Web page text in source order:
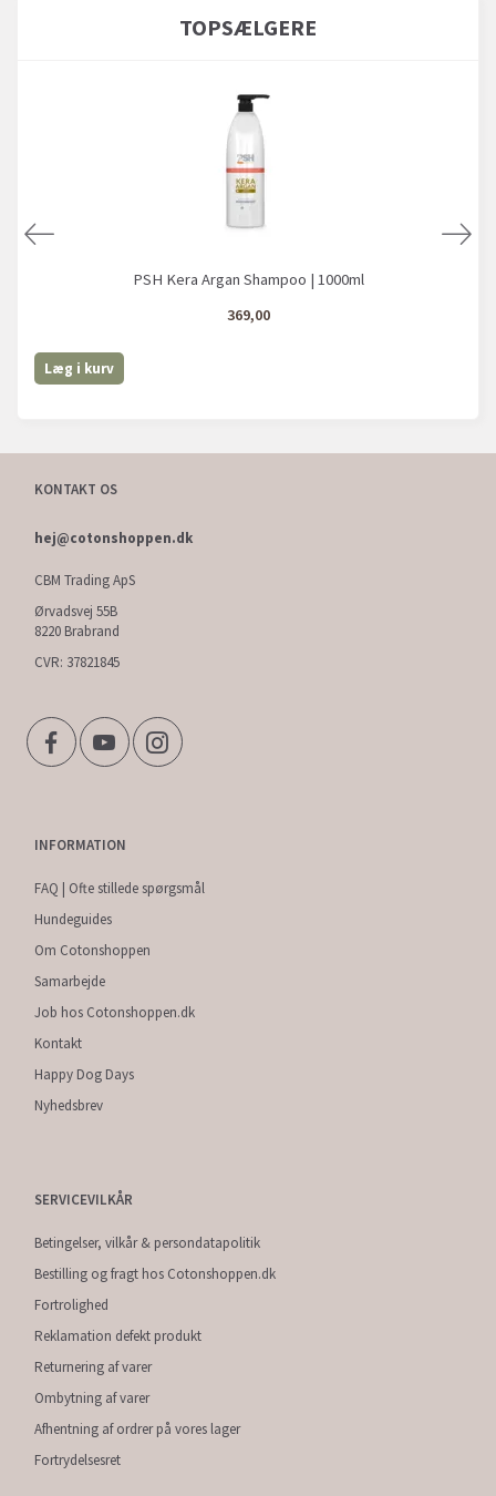
TOPSÆLGERE
PSH Kera Argan Shampoo | 1000ml
369,00
Læg i kurv
KONTAKT OS
hej@cotonshoppen.dk
CBM Trading ApS
Ørvadsvej 55B
8220 Brabrand
CVR: 37821845
INFORMATION
FAQ | Ofte stillede spørgsmål
Hundeguides
Om Cotonshoppen
Samarbejde
Job hos Cotonshoppen.dk
Kontakt
Happy Dog Days
Nyhedsbrev
SERVICEVILKÅR
Betingelser, vilkår & persondatapolitik
Bestilling og fragt hos Cotonshoppen.dk
Fortrolighed
Reklamation defekt produkt
Returnering af varer
Ombytning af varer
Afhentning af ordrer på vores lager
Fortrydelsesret